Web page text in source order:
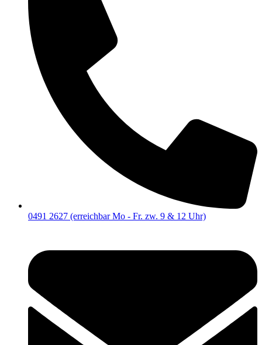
0491 2627 (erreichbar Mo - Fr. zw. 9 & 12 Uhr)